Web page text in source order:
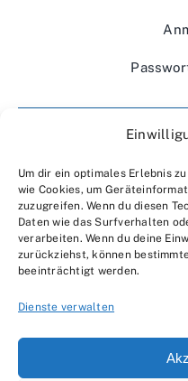
Um dir ein optimales Erlebnis
wie Cookies, um
zuzugreifen. Wenn du diesen
Daten wie das Surfverhalten
verarbeiten. Wenn du deine
zurückziehst, können
beeinträchtigt werden.
Dienste verwalten
Wir